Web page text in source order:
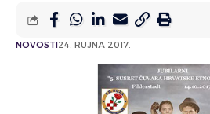
NOVOSTI24. RUJNA 2017.